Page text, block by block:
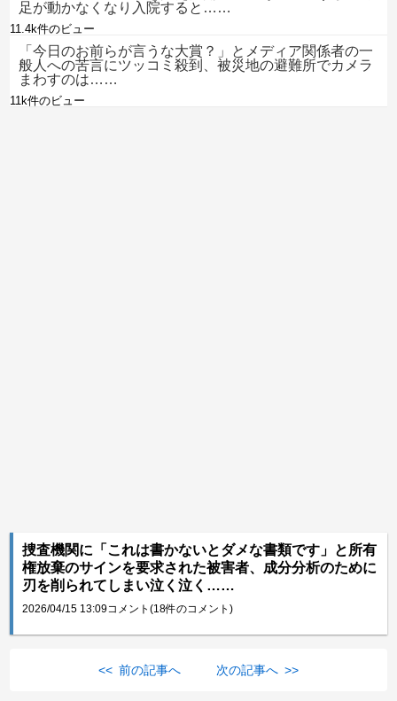
足が動かなくなり入院すると……
11.4k件のビュー
「今日のお前らが言うな大賞？」とメディア関係者の一
般人への苦言にツッコミ殺到、被災地の避難所でカメラ
まわすのは……
11k件のビュー
捜査機関に「これは書かないとダメな書類です」と所有
権放棄のサインを要求された被害者、成分分析のために
刃を削られてしまい泣く泣く……
2026/04/15 13:09コメント(18件のコメント)
<< 前の記事へ 次の記事へ >>